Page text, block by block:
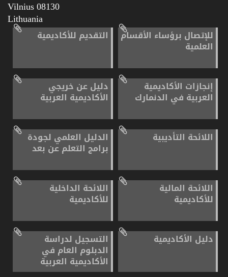
08130 Vilnius
Lithuania
للإتصال برؤساء الأقسام
العلمية
التقديم للأكاديمية
إنجازات الأكاديمية
العربية في الدنمارك
دليل عن خريجي
الأكاديمية العربية
اللائحة التأديبية الدليل العلمي لجودة
برامج التعلم عن بعد
اللائحة المالية
للأكاديمية
اللائحة الداخلية
للأكاديمية
دليل الأكاديمية التسجيل لدراسة
الدبلوم العام في
الأكاديمية العربية